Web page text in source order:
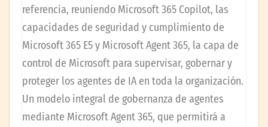
referencia, reuniendo Microsoft 365 Copilot, las
capacidades de seguridad y cumplimiento de
Microsoft 365 E5 y Microsoft Agent 365, la capa de
control de Microsoft para supervisar, gobernar y
proteger los agentes de IA en toda la organización.
Un modelo integral de gobernanza de agentes
mediante Microsoft Agent 365, que permitirá a